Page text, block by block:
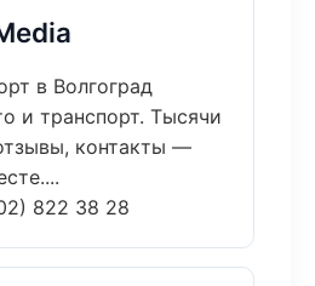
в Волгоград
и транспорт. Тысячи
контакты —
822 38 28